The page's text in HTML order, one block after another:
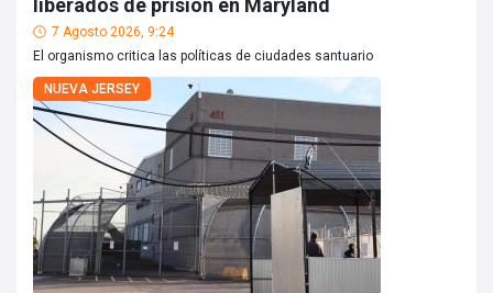
liberados de prisión en Maryland
7 Agosto 2026, 9:24
El organismo critica las políticas de ciudades santuario
NUEVA JERSEY